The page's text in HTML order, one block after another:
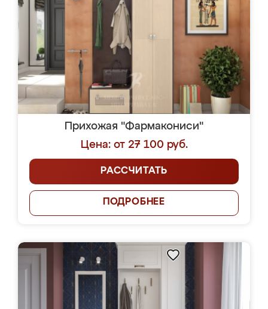
Прихожая "Фармакониси"
Цена: от 27 100 руб.
РАССЧИТАТЬ
ПОДРОБНЕЕ